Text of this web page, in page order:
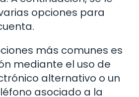
opciones para
más comunes es
mediante el uso de
alternativo o un
asociado a la